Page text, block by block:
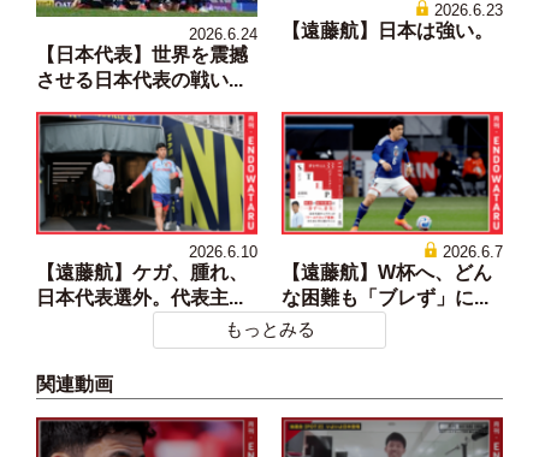
2026.6.24
【日本代表】世界を震撼
させる日本代表の戦い...
2026.6.23
【遠藤航】日本は強い。
2026.6.10
【遠藤航】ケガ、腫れ、
日本代表選外。代表主...
2026.6.7
【遠藤航】W杯へ、どん
な困難も「ブレず」に...
もっとみる
関連動画